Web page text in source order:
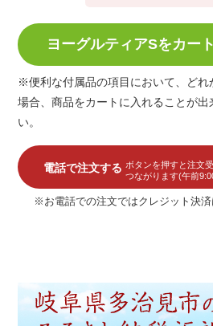
※便利な付属品の項目において、どれ
場合、商品をカートに入れることが出
い。
電話で注文する ボタンを押すと注文
つながります(午前
※お電話での注文ではクレジット決